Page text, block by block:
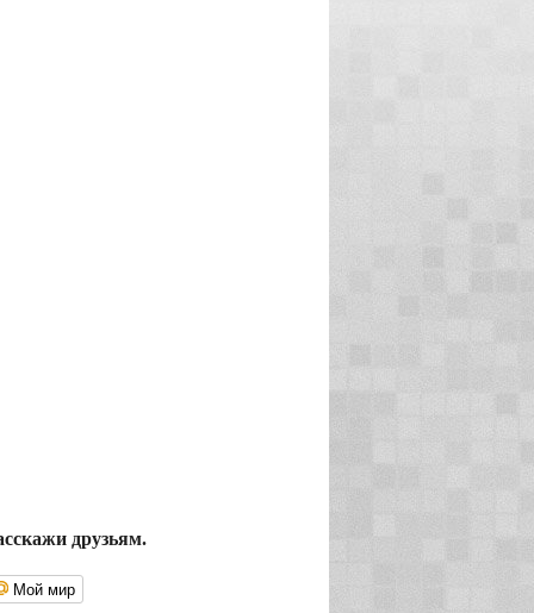
друзьям.
Мой мир